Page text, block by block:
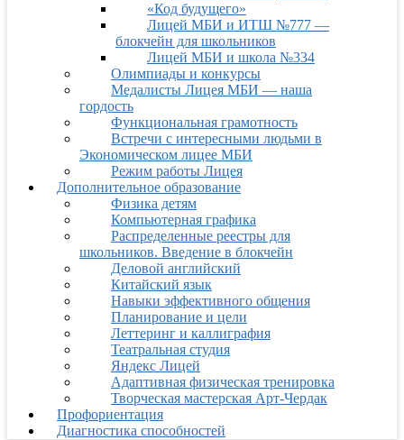
«Код будущего»
Лицей МБИ и ИТШ №777 —
блокчейн для школьников
Лицей МБИ и школа №334
Олимпиады и конкурсы
Медалисты Лицея МБИ — наша
гордость
Функциональная грамотность
Встречи с интересными людьми в
Экономическом лицее МБИ
Режим работы Лицея
Дополнительное образование
Физика детям
Компьютерная графика
Распределенные реестры для
школьников. Введение в блокчейн
Деловой английский
Китайский язык
Навыки эффективного общения
Планирование и цели
Леттеринг и каллиграфия
Театральная студия
Яндекс Лицей
Адаптивная физическая тренировка
Творческая мастерская Арт-Чердак
Профориентация
Диагностика способностей